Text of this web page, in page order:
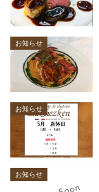
お知らせ
お知らせ
お知らせ